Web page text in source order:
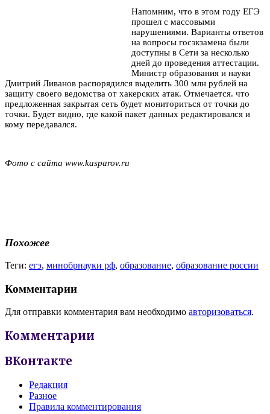
Напомним, что в этом году ЕГЭ
прошел с массовыми
нарушениями. Варианты ответов
на вопросы госэкзамена были
доступны в Сети за несколько
дней до проведения аттестации.
Министр образования и науки
Дмитрий Ливанов распорядился выделить 300 млн рублей на
защиту своего ведомства от хакерских атак. Отмечается. что
предложенная закрытая сеть будет мониториться от точки до
точки. Будет видно, где какой пакет данных редактировался и
кому передавался.
Фото с сайта www.kasparov.ru
Похожее
Теги: егэ, минобрнауки рф, образование, образование россии
Комментарии
Для отправки комментария вам необходимо авторизоваться.
Комментарии
ВКонтакте
Редакция
Разное
Правила комментирования